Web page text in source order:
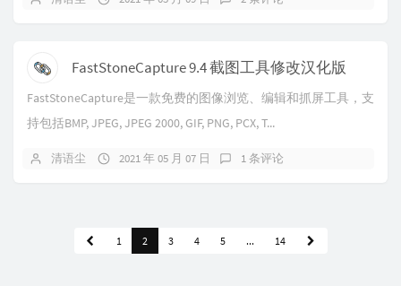
FastStoneCapture 9.4 截图工具修改汉化版
FastStoneCapture是一款免费的图像浏览、编辑和抓屏工具，支
持包括BMP, JPEG, JPEG 2000, GIF, PNG, PCX, T...
清语尘 2021 年 05 月 07 日 1 条评论
1 2 3 4 5 ... 14